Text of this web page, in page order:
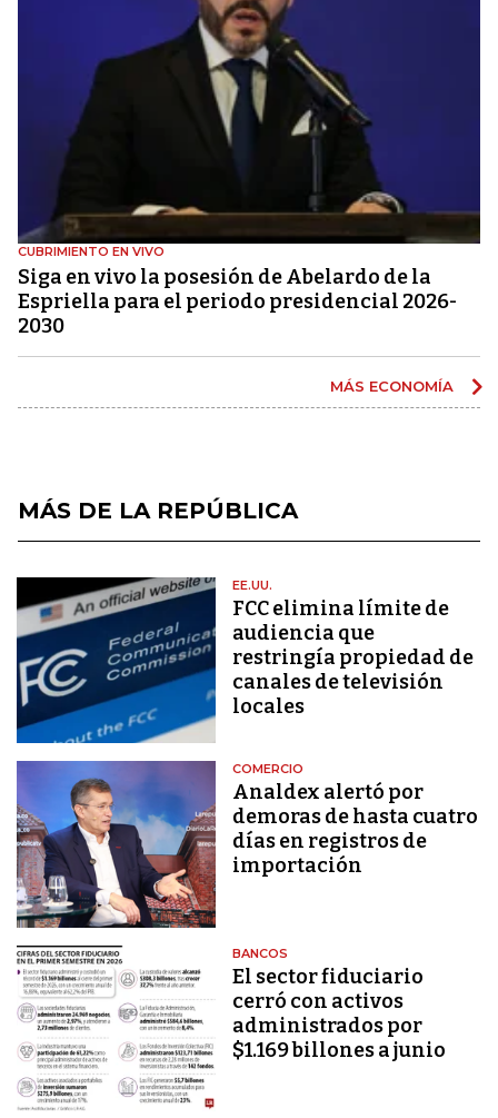
CUBRIMIENTO EN VIVO
Siga en vivo la posesión de Abelardo de la
Espriella para el periodo presidencial 2026-
2030
MÁS ECONOMÍA
MÁS DE LA REPÚBLICA
EE.UU.
FCC elimina límite de
audiencia que
restringía propiedad de
canales de televisión
locales
COMERCIO
Analdex alertó por
demoras de hasta cuatro
días en registros de
importación
BANCOS
El sector fiduciario
cerró con activos
administrados por
$1.169 billones a junio